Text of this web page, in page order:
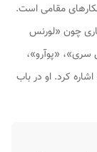
مقامی است.
چون «لورنس
«پوآرو»،
۱۱ به جای سمیر» اشاره کرد. او در باب